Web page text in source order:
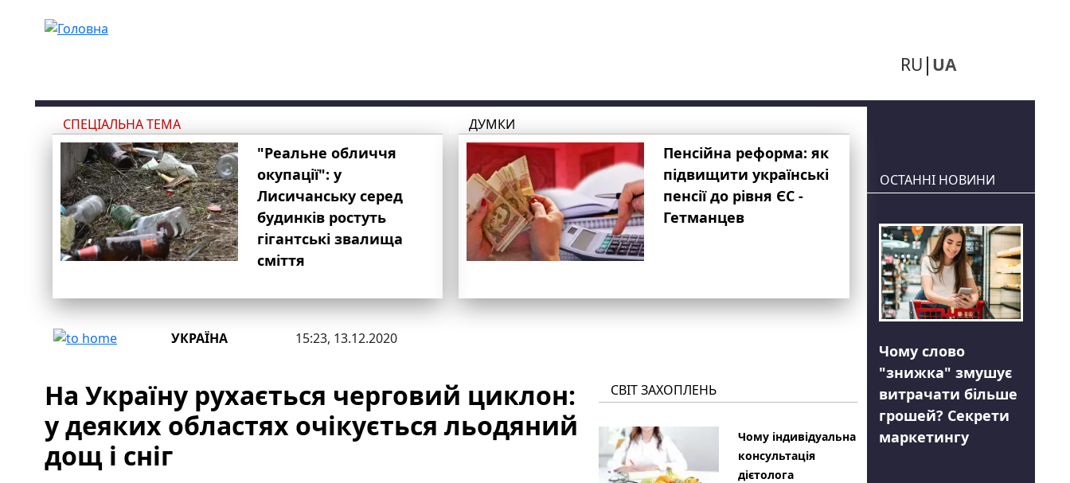
RU UA
СПЕЦІАЛЬНА ТЕМА
"Реальне обличчя
окупації": у
Лисичанську серед
будинків ростуть
гігантські звалища
сміття
ДУМКИ
Пенсійна реформа: як
підвищити українські
пенсії до рівня ЄС -
Гетманцев
УКРАЇНА 15:23, 13.12.2020
На Україну рухається черговий циклон:
у деяких областях очікується льодяний
дощ і сніг
СВІТ ЗАХОПЛЕНЬ
Чому індивідуальна
консультація
дієтолога
ОСТАННІ НОВИНИ
Чому слово
"знижка" змушує
витрачати більше
грошей? Секрети
маркетингу